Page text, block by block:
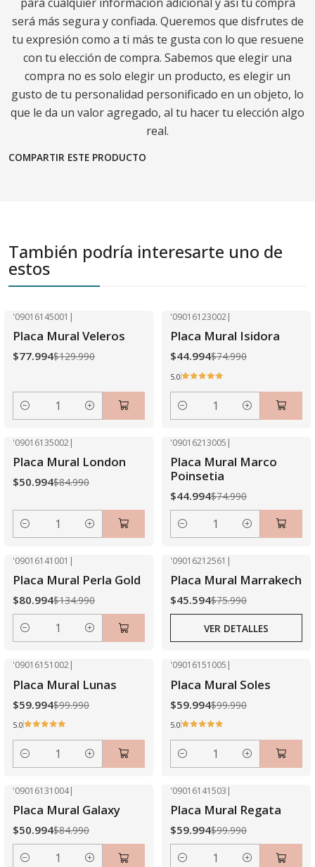
será más segura y confiada. Queremos que disfrutes de
tu expresión como a ti más te gusta con lo que resuene
con tu elección de compra. Sabemos que elegir una
compra no es solo elegir un producto, es elegir un
gusto de tu personalidad personificado en un objeto, lo
que le da un valor agregado, al tu hacer tu elección algo
real.
COMPARTIR ESTE PRODUCTO
También podría interesarte uno de
estos
'09016145001 |
Placa Mural Veleros
$77.994$129.990
Cantidad
'09016123002|
Placa Mural Isidora
$44.994$74.990
5.0
Cantidad
'09016135002|
Placa Mural London
$50.994$84.990
Cantidad
'09016213005 |
Placa Mural Marco
Poinsetia
$44.994$74.990
Cantidad
'09016141001 |
Placa Mural Perla Gold
$80.994$134.990
Cantidad
'09016212561 |
Placa Mural Marrakech
$45.594$75.990
VER DETALLES
'09016151002|
Placa Mural Lunas
$59.994$99.990
5.0
Cantidad
'09016151005 |
Placa Mural Soles
$59.994$99.990
5.0
Cantidad
'09016131004|
Placa Mural Galaxy
$50.994$84.990
'09016141503 |
Placa Mural Regata
$59.994$99.990